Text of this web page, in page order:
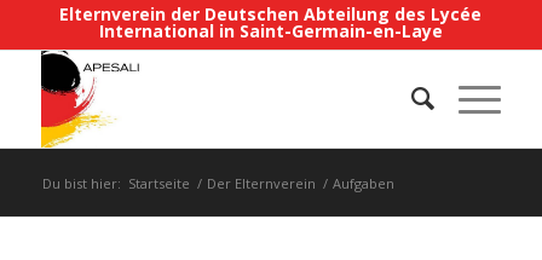
Elternverein der Deutschen Abteilung des Lycée
International in Saint-Germain-en-Laye
Du bist hier: Startseite / Der Elternverein / Aufgaben